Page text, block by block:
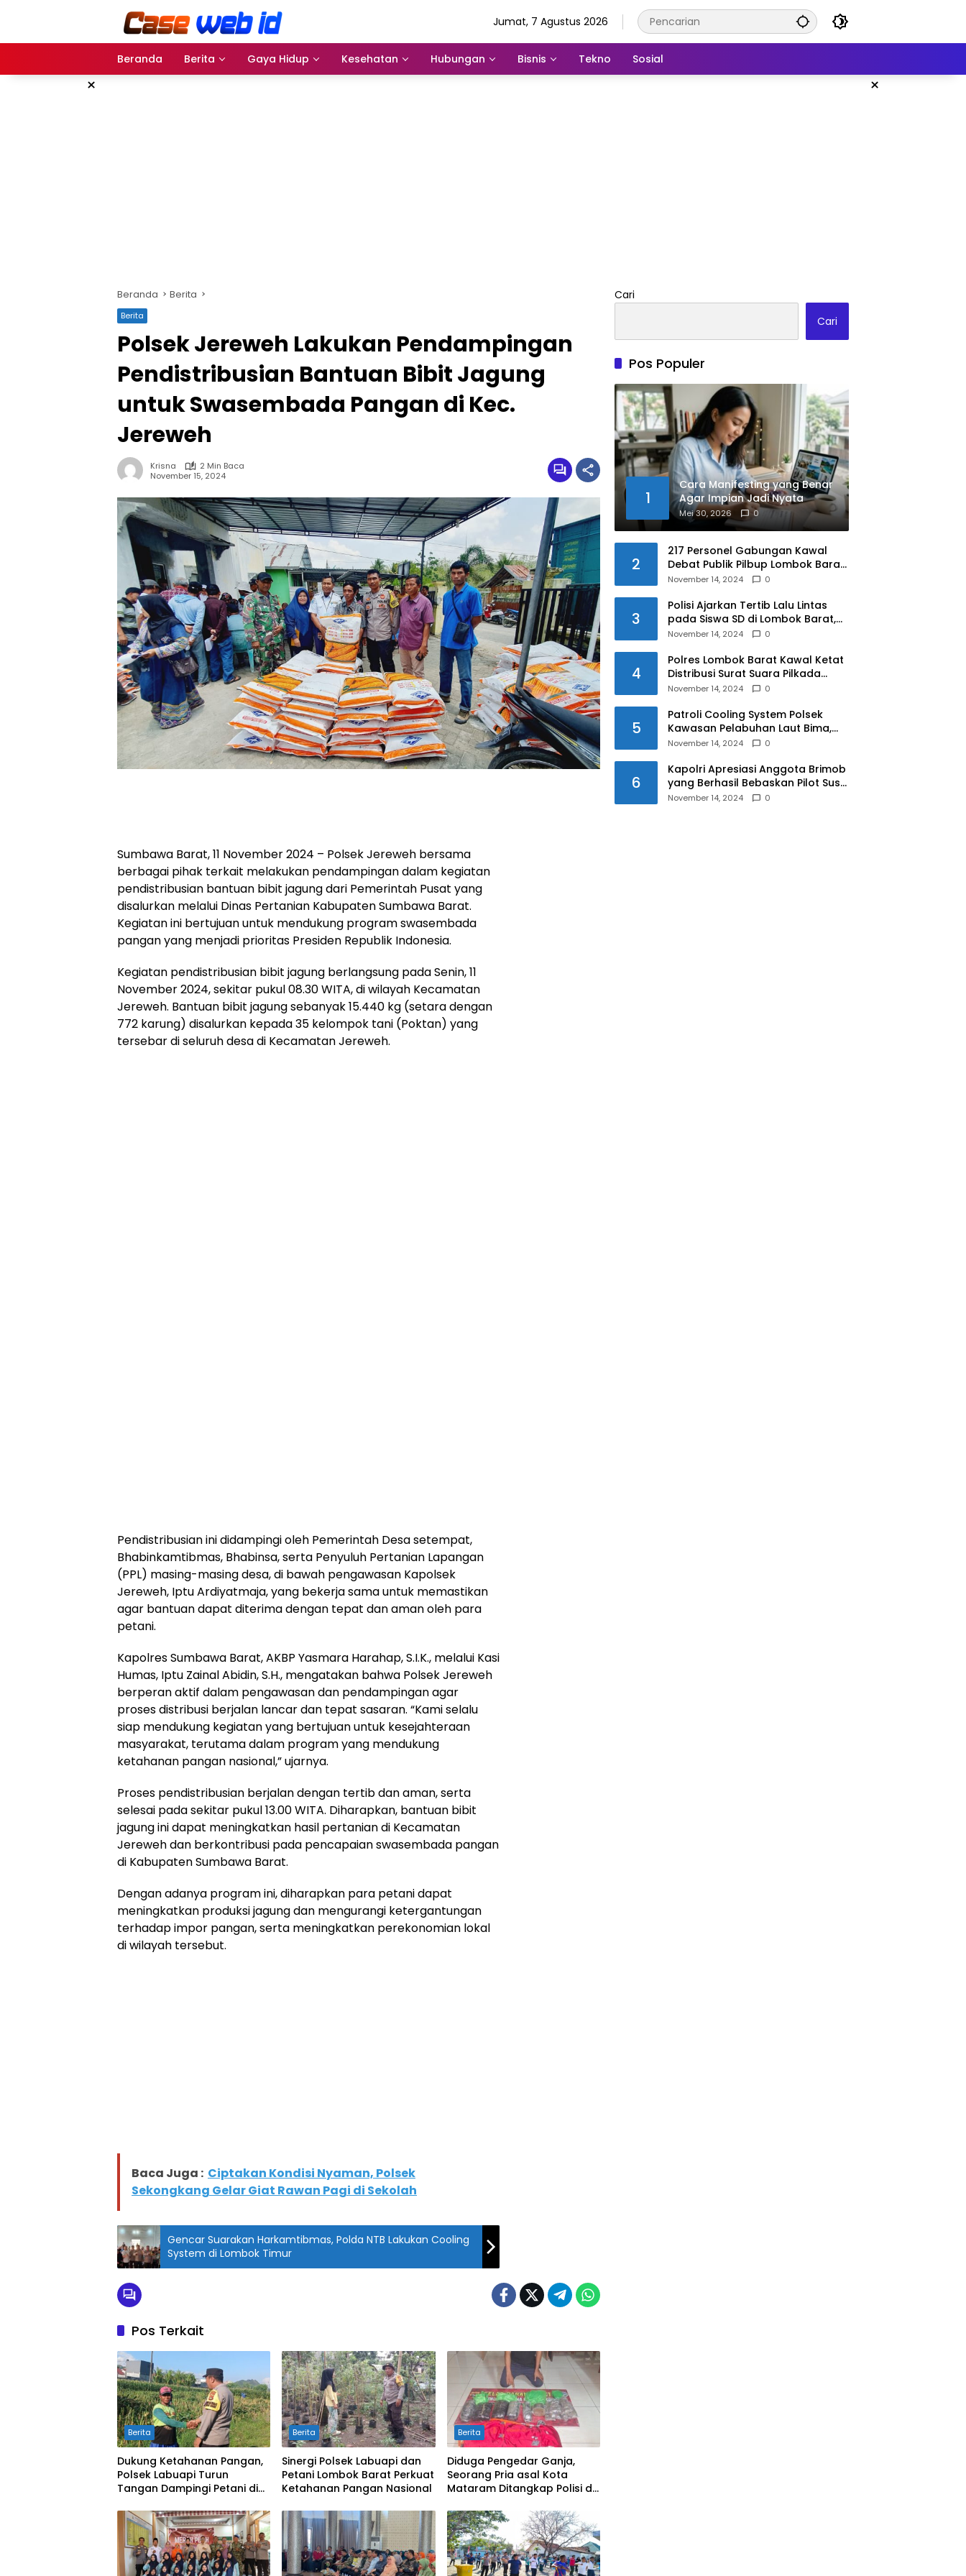
Jumat, 7 Agustus 2026
Beranda Berita Gaya Hidup Kesehatan Hubungan Bisnis Tekno Sosial
× ×
Beranda Berita
Berita
Polsek Jereweh Lakukan Pendampingan
Pendistribusian Bantuan Bibit Jagung
untuk Swasembada Pangan di Kec.
Jereweh
Krisna
2 Min Baca
November 15, 2024
Sumbawa Barat, 11 November 2024 – Polsek Jereweh bersama
berbagai pihak terkait melakukan pendampingan dalam kegiatan
pendistribusian bantuan bibit jagung dari Pemerintah Pusat yang
disalurkan melalui Dinas Pertanian Kabupaten Sumbawa Barat.
Kegiatan ini bertujuan untuk mendukung program swasembada
pangan yang menjadi prioritas Presiden Republik Indonesia.
Kegiatan pendistribusian bibit jagung berlangsung pada Senin, 11
November 2024, sekitar pukul 08.30 WITA, di wilayah Kecamatan
Jereweh. Bantuan bibit jagung sebanyak 15.440 kg (setara dengan
772 karung) disalurkan kepada 35 kelompok tani (Poktan) yang
tersebar di seluruh desa di Kecamatan Jereweh.
Pendistribusian ini didampingi oleh Pemerintah Desa setempat,
Bhabinkamtibmas, Bhabinsa, serta Penyuluh Pertanian Lapangan
(PPL) masing-masing desa, di bawah pengawasan Kapolsek
Jereweh, Iptu Ardiyatmaja, yang bekerja sama untuk memastikan
agar bantuan dapat diterima dengan tepat dan aman oleh para
petani.
Kapolres Sumbawa Barat, AKBP Yasmara Harahap, S.I.K., melalui Kasi
Humas, Iptu Zainal Abidin, S.H., mengatakan bahwa Polsek Jereweh
berperan aktif dalam pengawasan dan pendampingan agar
proses distribusi berjalan lancar dan tepat sasaran. “Kami selalu
siap mendukung kegiatan yang bertujuan untuk kesejahteraan
masyarakat, terutama dalam program yang mendukung
ketahanan pangan nasional,” ujarnya.
Proses pendistribusian berjalan dengan tertib dan aman, serta
selesai pada sekitar pukul 13.00 WITA. Diharapkan, bantuan bibit
jagung ini dapat meningkatkan hasil pertanian di Kecamatan
Jereweh dan berkontribusi pada pencapaian swasembada pangan
di Kabupaten Sumbawa Barat.
Dengan adanya program ini, diharapkan para petani dapat
meningkatkan produksi jagung dan mengurangi ketergantungan
terhadap impor pangan, serta meningkatkan perekonomian lokal
di wilayah tersebut.
Baca Juga : Ciptakan Kondisi Nyaman, Polsek
Sekongkang Gelar Giat Rawan Pagi di Sekolah
Gencar Suarakan Harkamtibmas, Polda NTB Lakukan Cooling
System di Lombok Timur
Pos Terkait
Berita
Dukung Ketahanan Pangan,
Polsek Labuapi Turun
Tangan Dampingi Petani di
Berita
Sinergi Polsek Labuapi dan
Petani Lombok Barat Perkuat
Ketahanan Pangan Nasional
Berita
Diduga Pengedar Ganja,
Seorang Pria asal Kota
Mataram Ditangkap Polisi di
Cari
Cari
Pos Populer
1
Cara Manifesting yang Benar
Agar Impian Jadi Nyata
Mei 30, 2026 0
2
217 Personel Gabungan Kawal
Debat Publik Pilbup Lombok Barat
2024
November 14, 2024 0
3
Polisi Ajarkan Tertib Lalu Lintas
pada Siswa SD di Lombok Barat,
Apa Saja Materinya?
November 14, 2024 0
4
Polres Lombok Barat Kawal Ketat
Distribusi Surat Suara Pilkada
2024
November 14, 2024 0
5
Patroli Cooling System Polsek
Kawasan Pelabuhan Laut Bima,
Ciptakan Pilkada Serentak 2024
November 14, 2024 0
6
Kapolri Apresiasi Anggota Brimob
yang Berhasil Bebaskan Pilot Susi
Air Korban Penyanderaan KKB
November 14, 2024 0